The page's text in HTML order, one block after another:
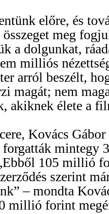
előre, és
meg
a dolgunkat,
milliós
arról beszélt,
magát; nem
akiknek élete a
Kovács
forgatták
105 millió
szerint
– mondta
millió forint